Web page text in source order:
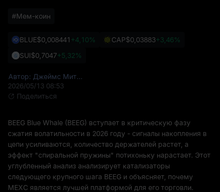
#Мем-коин
BLUE$0,008441 +4,10% CAP$0,03883+3,46%
SUI$0,7047+5,32%
Автор: Джеймс Митчелл (James Mitchell)
2026/05/13 08:53
Поделиться
BEEG Blue Whale (BEEG) вступает в критическую фазу
сжатия волатильности в 2026 году - сигналы накопления в
цепи усиливаются, количество держателей растет, а
эффект "спиральной пружины" потихоньку нарастает. Этот
углубленный анализ анализирует катализаторы
следующего крупного шага BEEG и объясняет, почему
MEXC является лучшей платформой для его торговли.